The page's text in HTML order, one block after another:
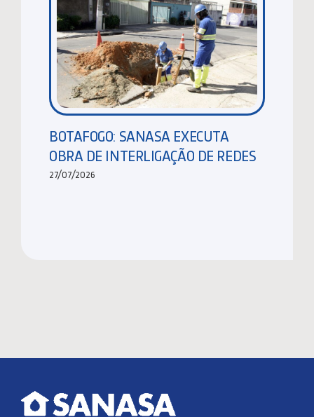
BOTAFOGO: SANASA EXECUTA
OBRA DE INTERLIGAÇÃO DE REDES
27/07/2026